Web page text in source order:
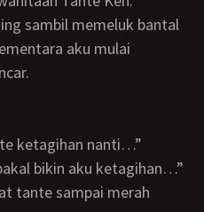
aku mulai
ketagihan nanti…”
bikin aku ketagihan…”